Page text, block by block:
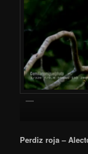
Perdiz roja –